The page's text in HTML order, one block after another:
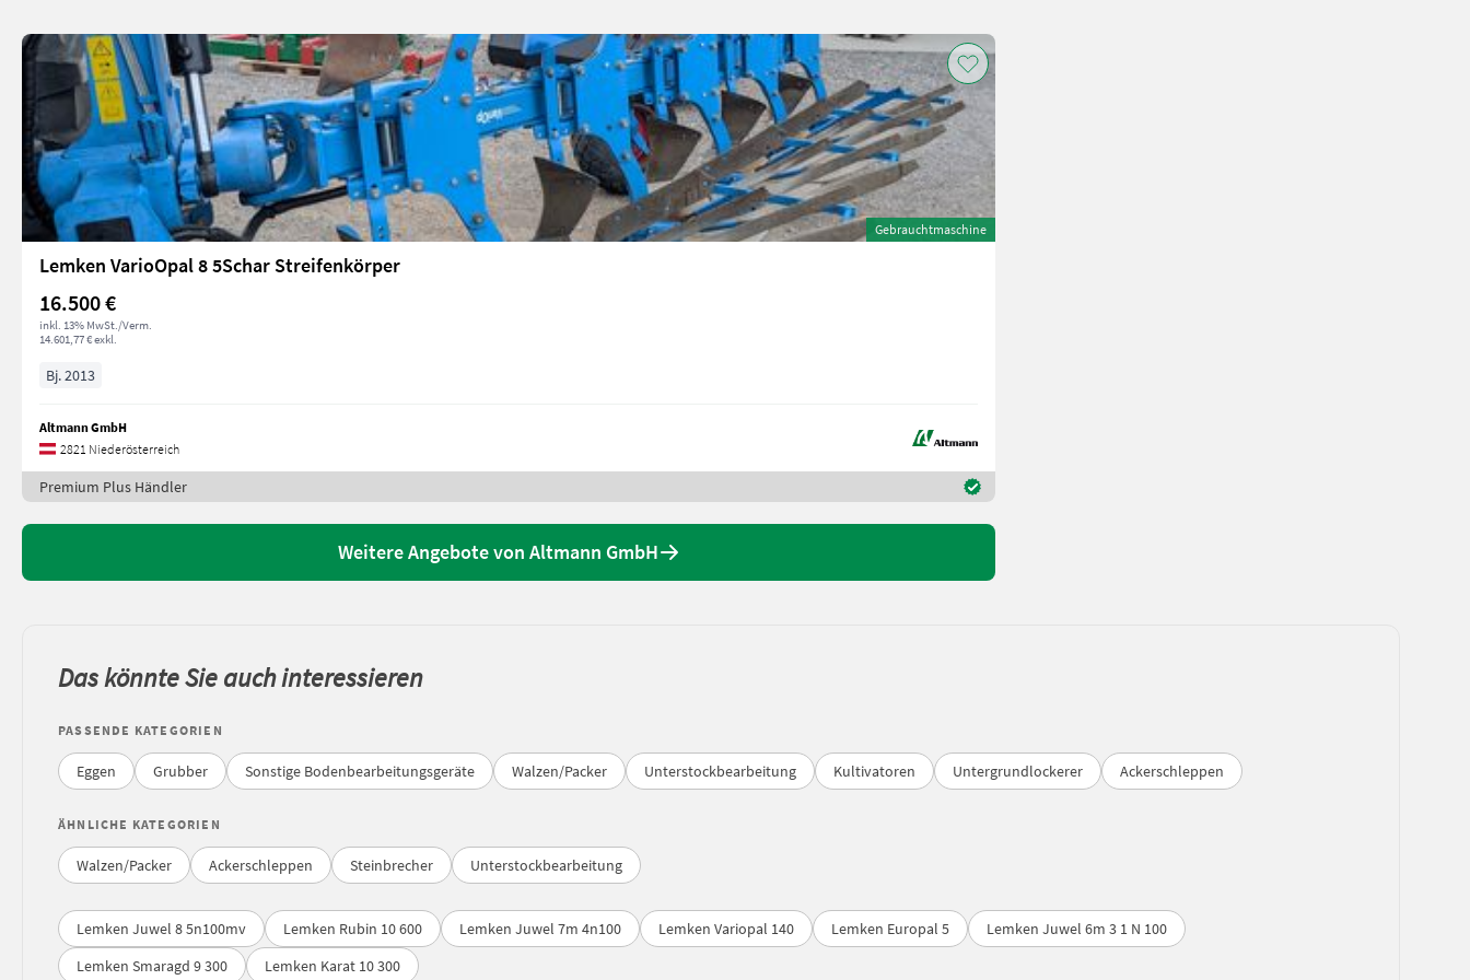
Gebrauchtmaschine
Lemken VarioOpal 8 5Schar Streifenkörper
16.500 €
inkl. 13% MwSt./Verm.
14.601,77 € exkl.
Bj. 2013
Altmann GmbH
2821 Niederösterreich
Premium Plus Händler
Weitere Angebote von Altmann GmbH
Das könnte Sie auch interessieren
PASSENDE KATEGORIEN
Eggen Grubber Sonstige Bodenbearbeitungsgeräte Walzen/Packer Unterstockbearbeitung Kultivatoren Untergrundlockerer Ackerschleppen
ÄHNLICHE KATEGORIEN
Walzen/Packer Ackerschleppen Steinbrecher Unterstockbearbeitung
Lemken Juwel 8 5n100mv Lemken Rubin 10 600 Lemken Juwel 7m 4n100 Lemken Variopal 140 Lemken Europal 5
Lemken Juwel 6m 3 1 N 100
Lemken Smaragd 9 300
Lemken Karat 10 300